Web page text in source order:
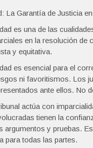
La Garantía de Justicia
es una de las
en la resolución de
y equitativa.
es esencial para el
ni favoritismos. Los
ante ellos. No
actúa con
tienen la
argumentos y pruebas.
para todas las partes.